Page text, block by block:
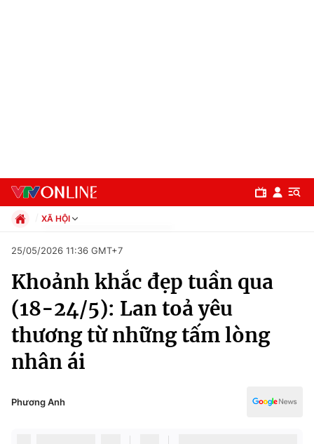
Chuyên mục
Chính trị
Xã hội
Pháp luật
XÃ HỘI
Xã hội
Pháp luật
Thể thao
Truyền hình
Văn hóa - Giải trí
Y tế
Công nghệ
25/05/2026 11:36 GMT+7
Khoảnh khắc đẹp tuần qua
(18-24/5): Lan toả yêu
thương từ những tấm lòng
nhân ái
Phương Anh